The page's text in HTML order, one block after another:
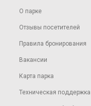
О парке
Отзывы посетителей
Правила бронирования
Вакансии
Карта парка
Техническая поддержка